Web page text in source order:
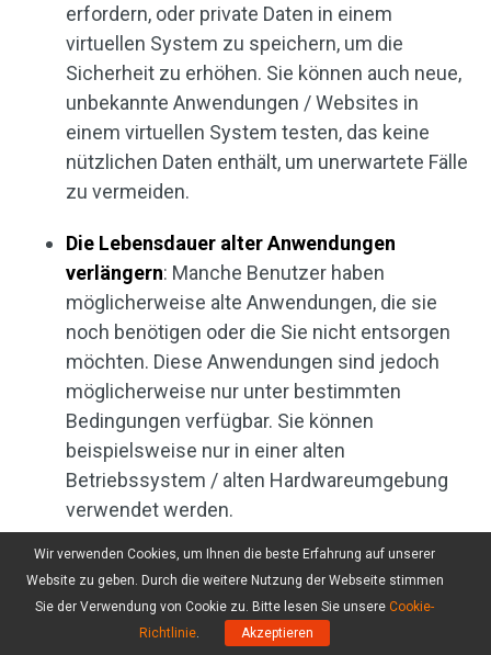
erfordern, oder private Daten in einem
virtuellen System zu speichern, um die
Sicherheit zu erhöhen. Sie können auch neue,
unbekannte Anwendungen / Websites in
einem virtuellen System testen, das keine
nützlichen Daten enthält, um unerwartete Fälle
zu vermeiden.
Die Lebensdauer alter Anwendungen
verlängern: Manche Benutzer haben
möglicherweise alte Anwendungen, die sie
noch benötigen oder die Sie nicht entsorgen
möchten. Diese Anwendungen sind jedoch
möglicherweise nur unter bestimmten
Bedingungen verfügbar. Sie können
beispielsweise nur in einer alten
Betriebssystem / alten Hardwareumgebung
verwendet werden.
Alles in allem hat die virtuelle Maschine viele
Vorteile, wie einfache Wartung, hervorragende
Verfügbarkeit und einfache Wiederherstellung.
Wir verwenden Cookies, um Ihnen die beste Erfahrung auf unserer
Website zu geben. Durch die weitere Nutzung der Webseite stimmen
Sie der Verwendung von Cookie zu. Bitte lesen Sie unsere Cookie-
Richtlinie. Akzeptieren